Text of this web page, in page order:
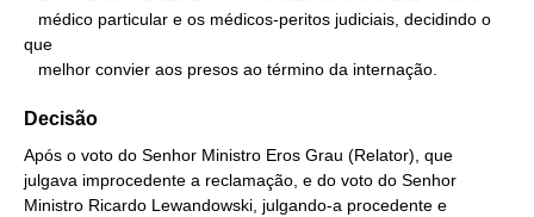
que
   melhor convier aos presos ao término da internação.
Decisão
Após o voto do Senhor Ministro Eros Grau (Relator), que
julgava improcedente a reclamação, e do voto do Senhor
Ministro Ricardo Lewandowski, julgando-a procedente e